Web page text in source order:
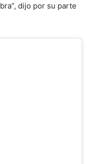
dijo por su parte